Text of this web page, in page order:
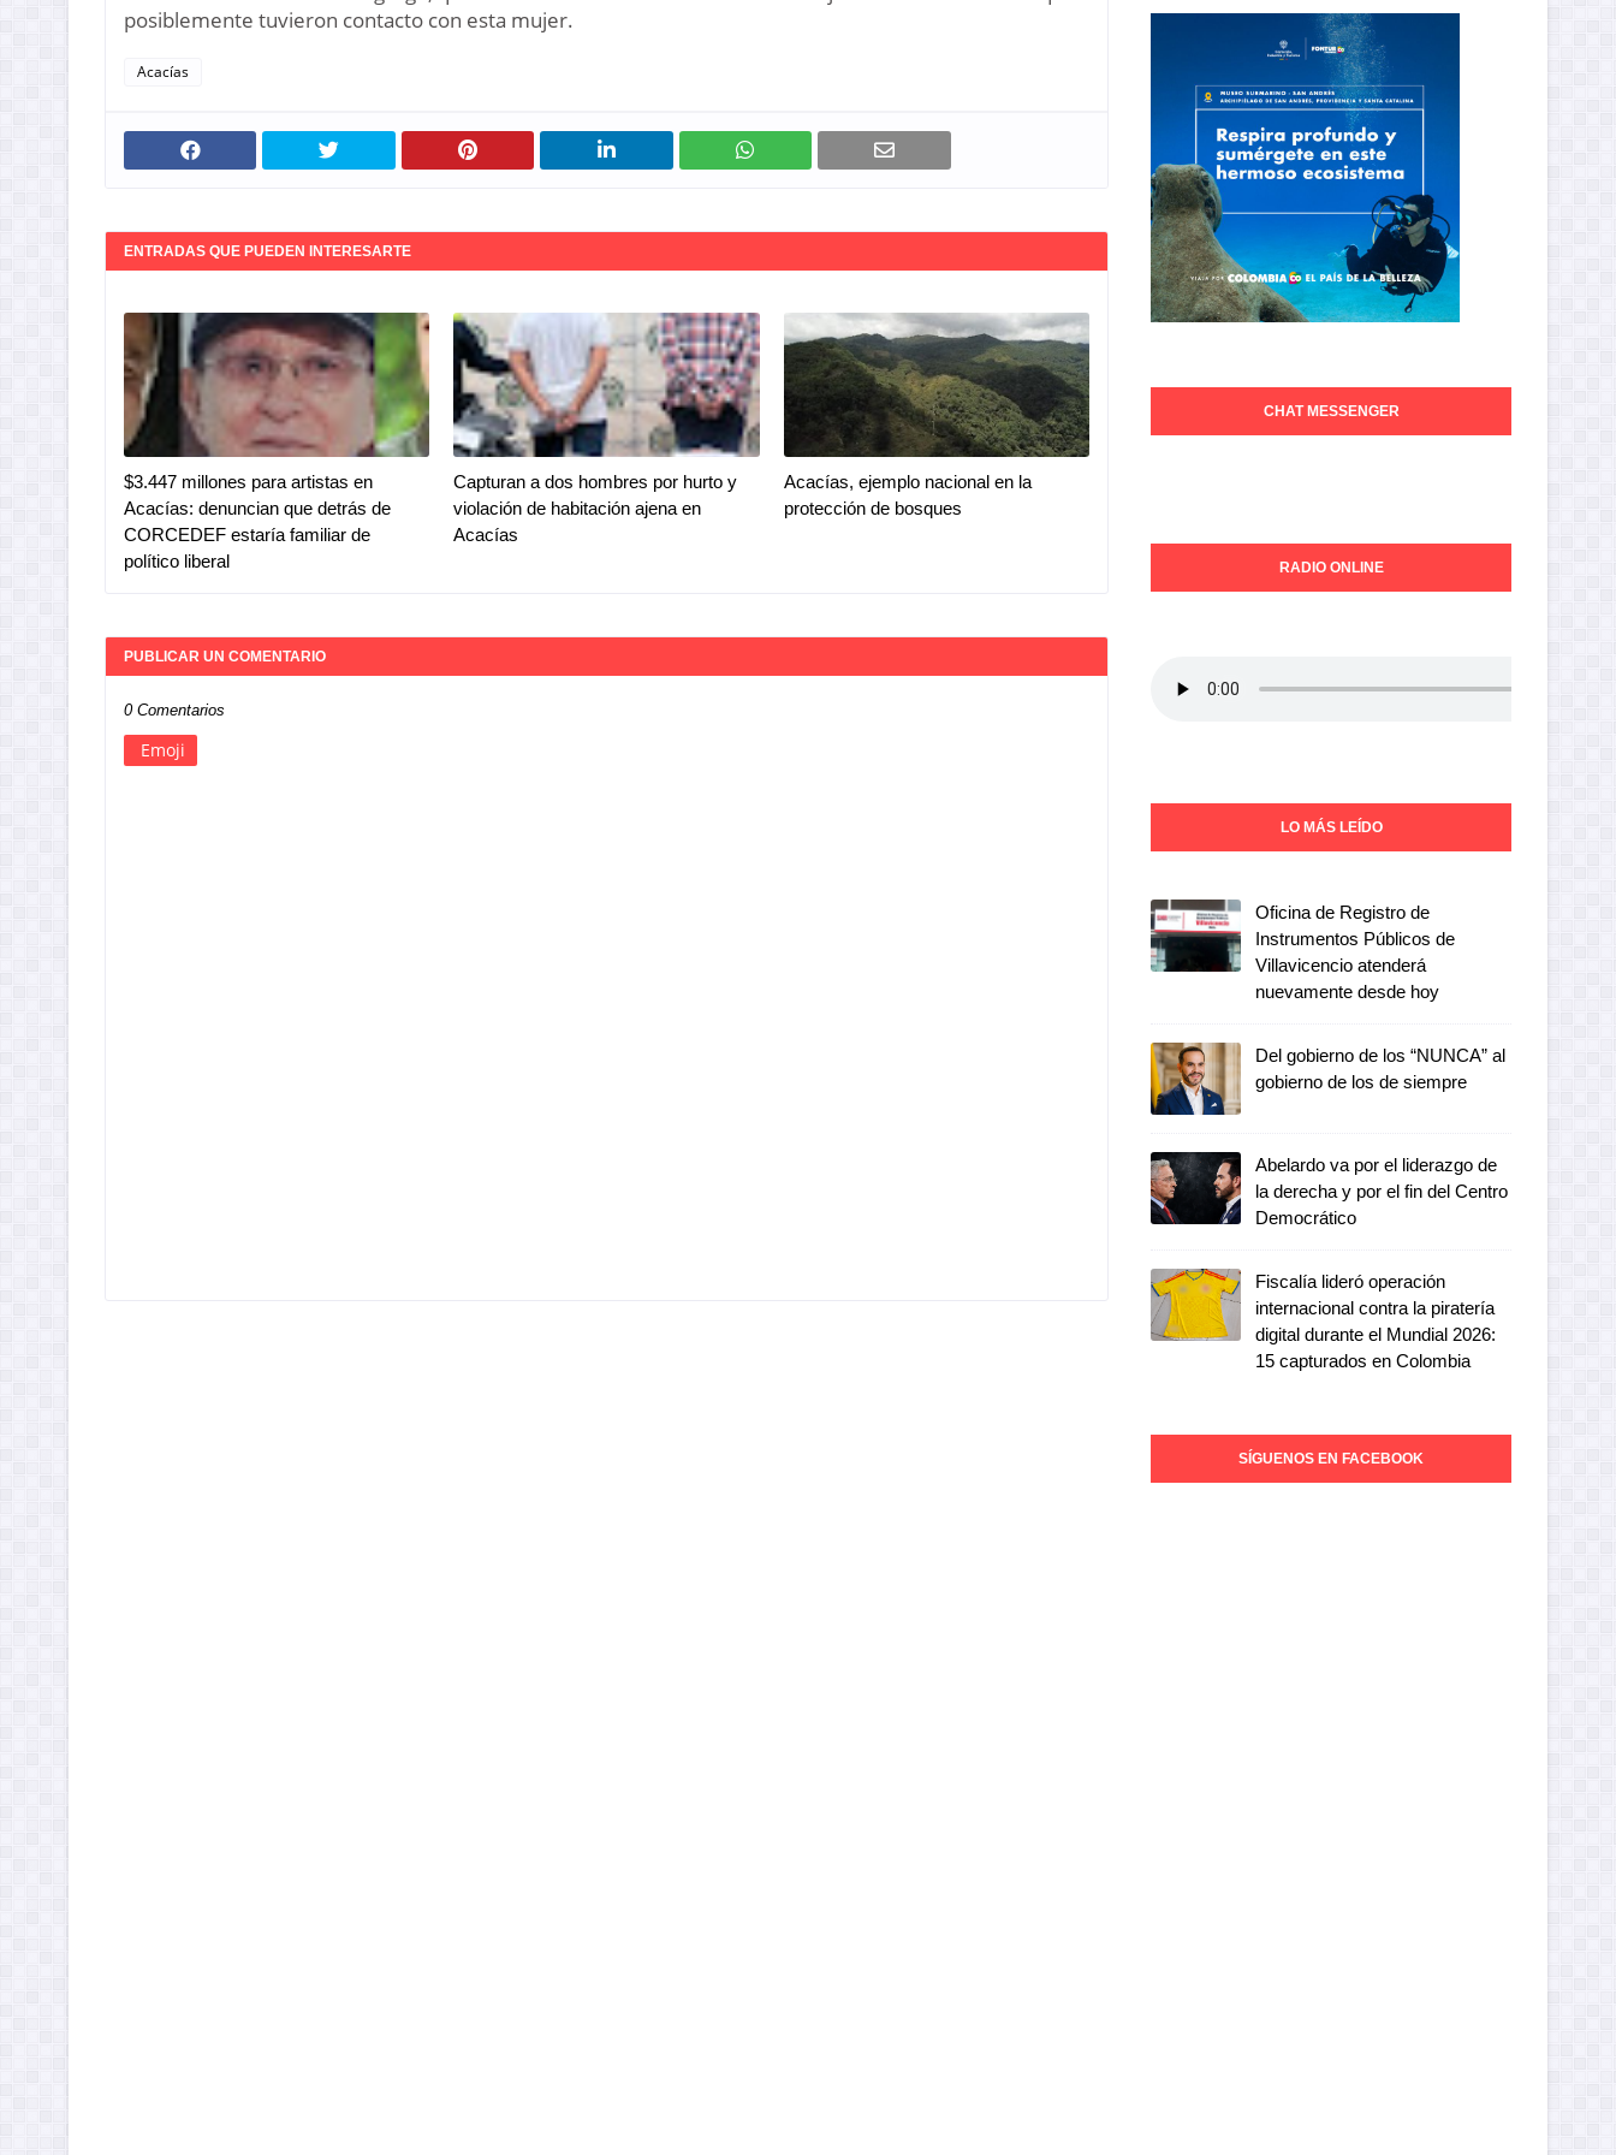
posiblemente tuvieron contacto con esta mujer.
Acacías
ENTRADAS QUE PUEDEN INTERESARTE
$3.447 millones para artistas en
Acacías: denuncian que detrás de
CORCEDEF estaría familiar de
político liberal
Capturan a dos hombres por hurto y
violación de habitación ajena en
Acacías
Acacías, ejemplo nacional en la
protección de bosques
PUBLICAR UN COMENTARIO
0 Comentarios
Emoji
CHAT MESSENGER
RADIO ONLINE
LO MÁS LEÍDO
Oficina de Registro de
Instrumentos Públicos de
Villavicencio atenderá
nuevamente desde hoy
Del gobierno de los “NUNCA” al
gobierno de los de siempre
Abelardo va por el liderazgo de
la derecha y por el fin del Centro
Democrático
Fiscalía lideró operación
internacional contra la piratería
digital durante el Mundial 2026:
15 capturados en Colombia
SÍGUENOS EN FACEBOOK